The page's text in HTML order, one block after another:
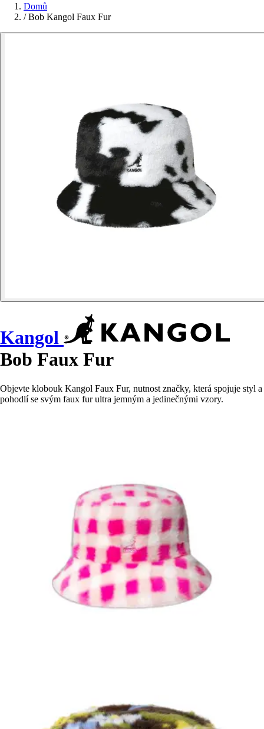
Domů
/ Bob Kangol Faux Fur
Kangol
Bob Faux Fur
Objevte klobouk Kangol Faux Fur, nutnost značky, která spojuje styl a
pohodlí se svým faux fur ultra jemným a jedinečnými vzory.